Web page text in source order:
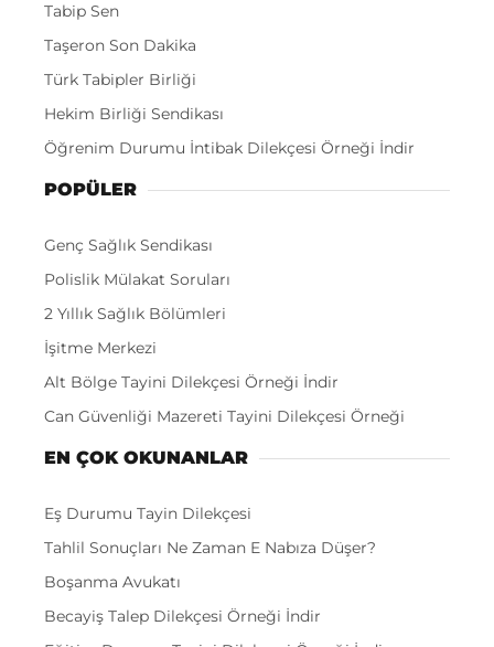
Tabip Sen
Taşeron Son Dakika
Türk Tabipler Birliği
Hekim Birliği Sendikası
Öğrenim Durumu İntibak Dilekçesi Örneği İndir
POPÜLER
Genç Sağlık Sendikası
Polislik Mülakat Soruları
2 Yıllık Sağlık Bölümleri
İşitme Merkezi
Alt Bölge Tayini Dilekçesi Örneği İndir
Can Güvenliği Mazereti Tayini Dilekçesi Örneği
EN ÇOK OKUNANLAR
Eş Durumu Tayin Dilekçesi
Tahlil Sonuçları Ne Zaman E Nabıza Düşer?
Boşanma Avukatı
Becayiş Talep Dilekçesi Örneği İndir